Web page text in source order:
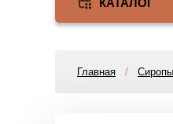
КАТАЛОГ
Главная /